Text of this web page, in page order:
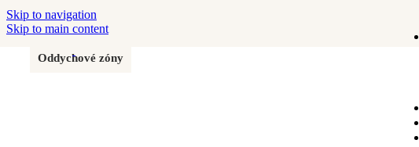
Skip to navigation
Skip to main content
Oddychové zóny